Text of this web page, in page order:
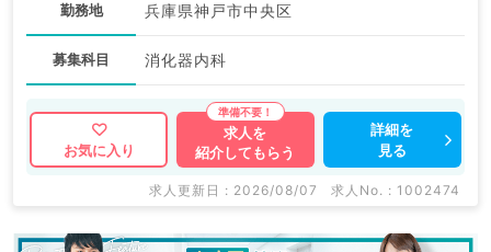
勤務地 兵庫県神戸市中央区
募集科目 消化器内科
お気に入り
求人を
紹介してもらう
詳細を
見る
求人更新日 : 2026/08/07 求人No. : 1002474